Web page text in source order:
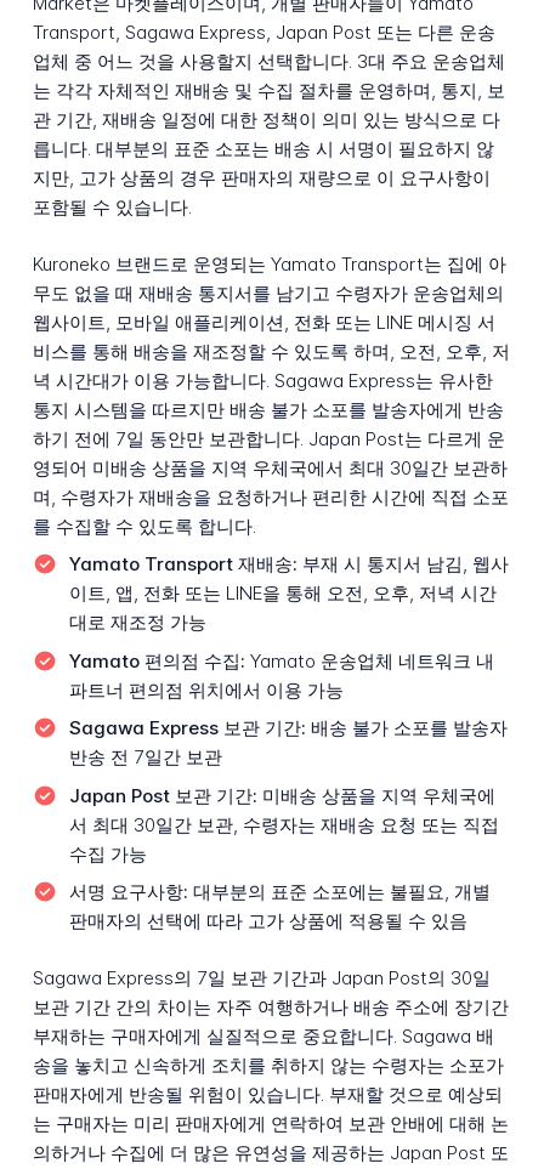
Transport, Sagawa Express, Japan Post 또는 다른 운송
업체 중 어느 것을 사용할지 선택합니다. 3대 주요 운송업체
는 각각 자체적인 재배송 및 수집 절차를 운영하며, 통지, 보
관 기간, 재배송 일정에 대한 정책이 의미 있는 방식으로 다
릅니다. 대부분의 표준 소포는 배송 시 서명이 필요하지 않
지만, 고가 상품의 경우 판매자의 재량으로 이 요구사항이
포함될 수 있습니다.
Kuroneko 브랜드로 운영되는 Yamato Transport는 집에 아
무도 없을 때 재배송 통지서를 남기고 수령자가 운송업체의
웹사이트, 모바일 애플리케이션, 전화 또는 LINE 메시징 서
비스를 통해 배송을 재조정할 수 있도록 하며, 오전, 오후, 저
녁 시간대가 이용 가능합니다. Sagawa Express는 유사한
통지 시스템을 따르지만 배송 불가 소포를 발송자에게 반송
하기 전에 7일 동안만 보관합니다. Japan Post는 다르게 운
영되어 미배송 상품을 지역 우체국에서 최대 30일간 보관하
며, 수령자가 재배송을 요청하거나 편리한 시간에 직접 소포
를 수집할 수 있도록 합니다.
Yamato Transport 재배송: 부재 시 통지서 남김, 웹사
이트, 앱, 전화 또는 LINE을 통해 오전, 오후, 저녁 시간
대로 재조정 가능
Yamato 편의점 수집: Yamato 운송업체 네트워크 내
파트너 편의점 위치에서 이용 가능
Sagawa Express 보관 기간: 배송 불가 소포를 발송자
반송 전 7일간 보관
Japan Post 보관 기간: 미배송 상품을 지역 우체국에
서 최대 30일간 보관, 수령자는 재배송 요청 또는 직접
수집 가능
서명 요구사항: 대부분의 표준 소포에는 불필요, 개별
판매자의 선택에 따라 고가 상품에 적용될 수 있음
Sagawa Express의 7일 보관 기간과 Japan Post의 30일
보관 기간 간의 차이는 자주 여행하거나 배송 주소에 장기간
부재하는 구매자에게 실질적으로 중요합니다. Sagawa 배
송을 놓치고 신속하게 조치를 취하지 않는 수령자는 소포가
판매자에게 반송될 위험이 있습니다. 부재할 것으로 예상되
는 구매자는 미리 판매자에게 연락하여 보관 안배에 대해 논
의하거나 수집에 더 많은 유연성을 제공하는 Japan Post 또